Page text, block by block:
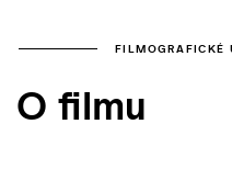
FILMOGRAFICKÉ
O filmu